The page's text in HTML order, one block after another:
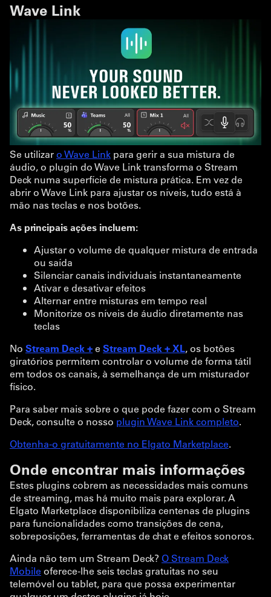
Wave Link
Se utilizaro Wave Link para gerir a sua mistura de
áudio, o plugin do Wave Link transforma o Stream
Deck numa superfície de mistura prática. Em vez de
abrir o Wave Link para ajustar os níveis, tudo está à
mão nas teclas e nos botões.
As principais ações incluem:
Ajustar o volume de qualquer mistura de entrada
ou saída
Silenciar canais individuais instantaneamente
Ativar e desativar efeitos
Alternar entre misturas em tempo real
Monitorize os níveis de áudio diretamente nas
teclas
No Stream Deck +e Stream Deck + XL, os botões
giratórios permitem controlar o volume de forma tátil
em todos os canais, à semelhança de um misturador
físico.
Para saber mais sobre o que pode fazer com o Stream
Deck, consulte o nosso plugin Wave Link completo.
Obtenha-o gratuitamente no Elgato Marketplace.
Onde encontrar mais informações
Estes plugins cobrem as necessidades mais comuns
de streaming, mas há muito mais para explorar. A
Elgato Marketplace disponibiliza centenas de plugins
para funcionalidades como transições de cena,
sobreposições, ferramentas de chat e efeitos sonoros.
Ainda não tem um Stream Deck? O Stream Deck
Mobile oferece-lhe seis teclas gratuitas no seu
telemóvel ou tablet, para que possa experimentar